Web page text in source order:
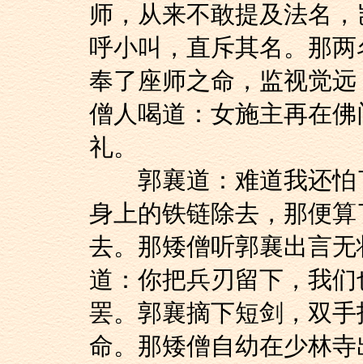
师，从来不敢提及法名
呼小叫，直斥其名。那
奉了座师之命，监视觉
僧人喝道：女施主再在
礼。
郭襄道：难道我还怕
身上的铁链除去，那便
去。那矮僧听郭襄出言
道：你把兵刃留下，我
罢。郭襄摘下短剑，双
命。那矮僧自幼在少林